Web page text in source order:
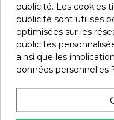
UNE QUESTION
CONTACTEZ-
PAIEMENT
AVEC LE CRÉDIT
SATISFAIT OU
CHANGEZ D'AVIS
publicité. Les cookies
publicité sont utilisés
optimisées sur les
publicités
ainsi que les
données personnelles